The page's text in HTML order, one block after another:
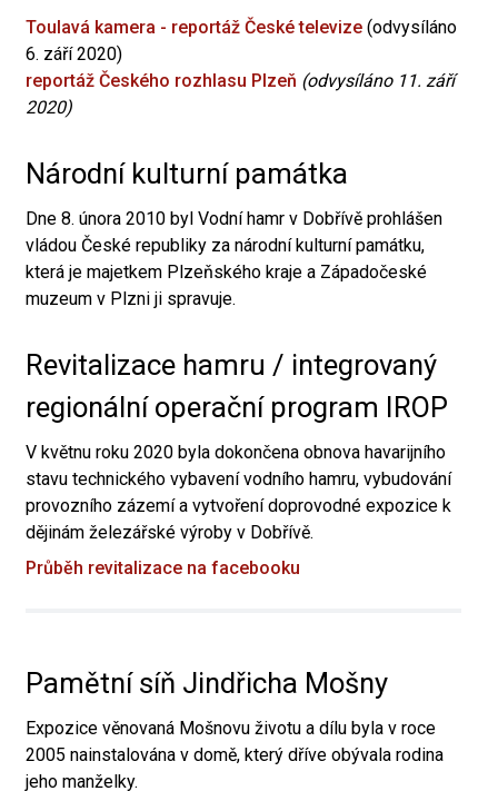
Toulavá kamera - reportáž České televize (odvysíláno
6. září 2020)
reportáž Českého rozhlasu Plzeň (odvysíláno 11. září
2020)
Národní kulturní památka
Dne 8. února 2010 byl Vodní hamr v Dobřívě prohlášen
vládou České republiky za národní kulturní památku,
která je majetkem Plzeňského kraje a Západočeské
muzeum v Plzni ji spravuje.
Revitalizace hamru / integrovaný
regionální operační program IROP
V květnu roku 2020 byla dokončena obnova havarijního
stavu technického vybavení vodního hamru, vybudování
provozního zázemí a vytvoření doprovodné expozice k
dějinám železářské výroby v Dobřívě.
Průběh revitalizace na facebooku
Pamětní síň Jindřicha Mošny
Expozice věnovaná Mošnovu životu a dílu byla v roce
2005 nainstalována v domě, který dříve obývala rodina
jeho manželky.